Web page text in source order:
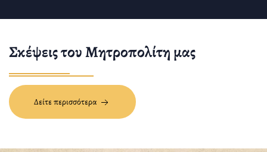
Σκέψεις του Μητροπολίτη μας
Δείτε περισσότερα